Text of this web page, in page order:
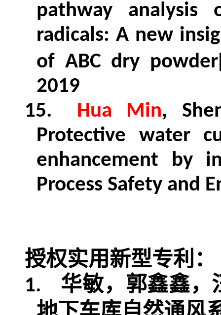
pathway
radicals: A new
of ABC dry
2019
15.
Hua Min,
Protective water
enhancement by
Process Safety and
授权实用新型专利：
1.
华敏，郭鑫鑫，